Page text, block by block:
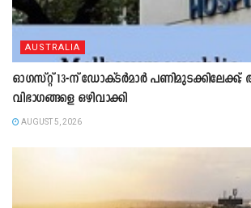
AUSTRALIA
ഓഗസ്റ്റ് 13-ന് ഡോക്ടർമാർ പണിമുടക്കിലേക്ക്;
വിഭാഗങ്ങളെ ഒഴിവാക്കി
AUGUST 5, 2026